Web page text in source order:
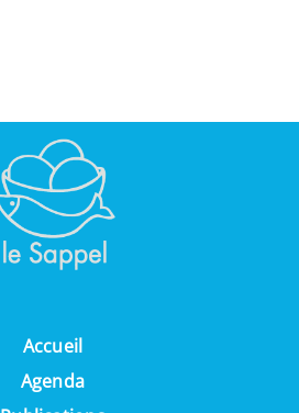
Accueil
Agenda